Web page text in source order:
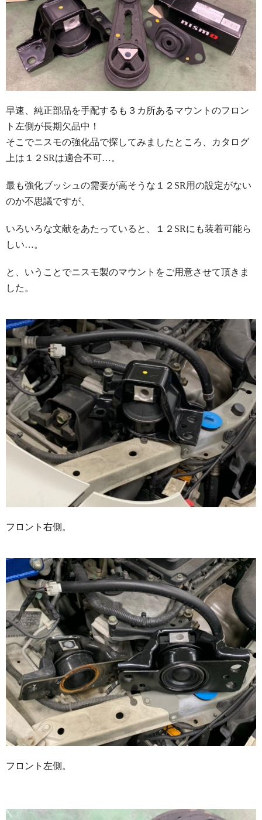
早速、純正部品を手配するも３カ所あるマウントのフロン
ト左側が長期欠品中！
そこでニスモの強化品で探してみましたところ、カタログ
上は１２SRは適合不可…。
最も強化ブッシュの需要が高そうな１２SR用の設定がない
のか不思議ですが、
いろいろな文献をあたっていると、１２SRにも装着可能ら
しい…。
と、いうことでニスモ製のマウントをご用意させて頂きま
した。
フロント右側。
フロント左側。